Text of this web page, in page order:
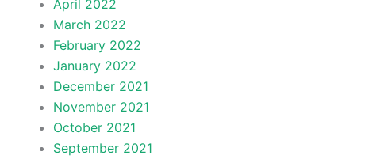
April 2022
March 2022
February 2022
January 2022
December 2021
November 2021
October 2021
September 2021